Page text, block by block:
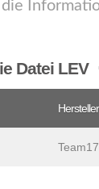
die
Datei LEV
Hersteller